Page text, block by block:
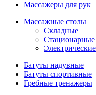
Массажеры для рук
Массажные столы
Складные
Стационарные
Электрические
Батуты надувные
Батуты спортивные
Гребные тренажеры